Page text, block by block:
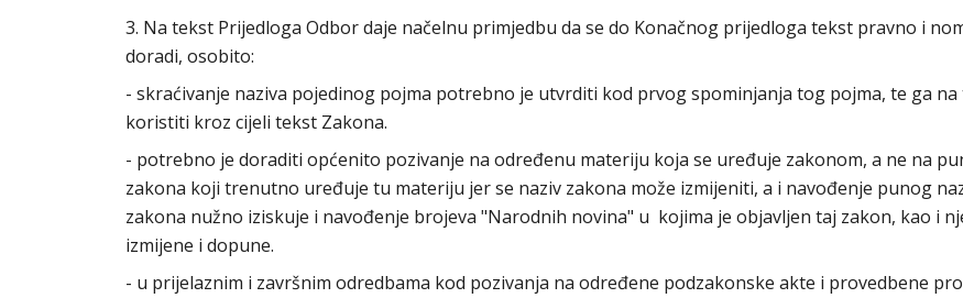
3. Na tekst Prijedloga Odbor daje načelnu primjedbu da se do Konačnog prijedloga tekst pravno i
doradi, osobito:
- skraćivanje naziva pojedinog pojma potrebno je utvrditi kod prvog spominjanja tog pojma, te ga na
koristiti kroz cijeli tekst Zakona.
- potrebno je doraditi općenito pozivanje na određenu materiju koja se uređuje zakonom, a ne na
zakona koji trenutno uređuje tu materiju jer se naziv zakona može izmijeniti, a i navođenje punog
zakona nužno iziskuje i navođenje brojeva "Narodnih novina" u kojima je objavljen taj zakon, kao i
izmijene i dopune.
- u prijelaznim i završnim odredbama kod pozivanja na određene podzakonske akte i provedbene